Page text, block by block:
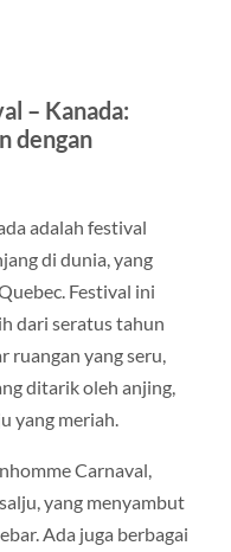
– Kanada:
dengan
adalah festival
di dunia, yang
Festival ini
dari seratus tahun
ruangan yang seru,
ditarik oleh anjing,
yang meriah.
Carnaval,
yang menyambut
Ada juga berbagai